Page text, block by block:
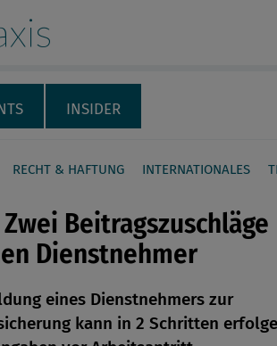
INSIDER
RECHT & HAFTUNG INTERNATIONALES
Zwei Beitragszuschläge
Dienstnehmer
eines Dienstnehmers zur
kann in 2 Schritten